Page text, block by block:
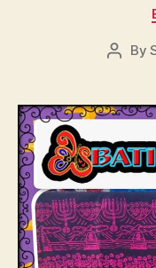
PostBy